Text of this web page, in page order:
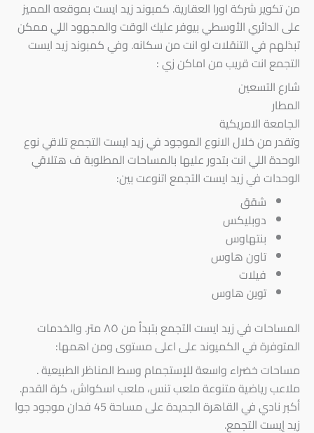
من تكوير شركة اورا العقارية. كمبوند زيد ايست بموقعه المميز
على الدائري الأوسطي بيوفر عليك الوقت والمجهود اللي ممكن
تبذلهم في التنقلات لو انت من سكانه. وفي كمبوند زيد ايست
التجمع انت قريب من اماكن زي :
شارع التسعين
المطار
الجامعة الامريكية
وتقدر من خلال الانوع الموجود في زيد ايست التجمع تلاقي نوع
الوحدة اللي انت بتدور عليها بالمساحات المطلوبة ف هتلاقي
الوحدات في زيد ايست التجمع اتنوعت بين:
شقق
دوبليكس
بنتهاوس
تاون هاوس
فيلات
توين هاوس
المساحات في زيد ايست التجمع بتبدأ من ٨٥ متر. والخدمات
المتوفرة في الكميوند على اعلى مستوى ومن اهمها:
مساحات خضراء واسعة للإستجمام وسط المناظر الطبيعية .
ملاعب رياضية متنوعة ملعب تنس، ملعب اسكواش، كرة القدم.
أكبر نادي في القاهرة الجديدة على مساحة 45 فدان موجود جوا
زيد إيست التجمع.